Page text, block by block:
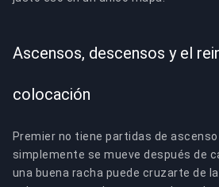
Ascensos, descensos y el
colocación
Premier no tiene partidas de
simplemente se mueve después de
una buena racha puede cruzarte de